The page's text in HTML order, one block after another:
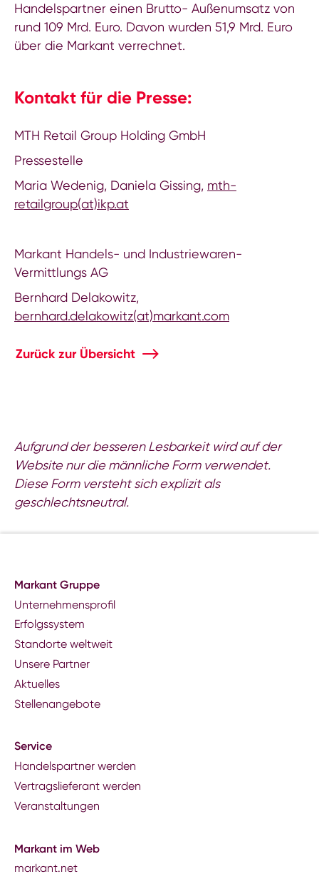
Handelspartner einen Brutto- Außenumsatz von
rund 109 Mrd. Euro. Davon wurden 51,9 Mrd. Euro
über die Markant verrechnet.
Kontakt für die Presse:
MTH Retail Group Holding GmbH
Pressestelle
Maria Wedenig, Daniela Gissing, mth-
retailgroup(at)ikp.at
Markant Handels- und Industriewaren-
Vermittlungs AG
Bernhard Delakowitz,
bernhard.delakowitz(at)markant.com
Zurück zur Übersicht
Aufgrund der besseren Lesbarkeit wird auf der
Website nur die männliche Form verwendet.
Diese Form versteht sich explizit als
geschlechtsneutral.
Markant Gruppe
Unternehmensprofil
Erfolgssystem
Standorte weltweit
Unsere Partner
Aktuelles
Stellenangebote
Service
Handelspartner werden
Vertragslieferant werden
Veranstaltungen
Markant im Web
markant.net